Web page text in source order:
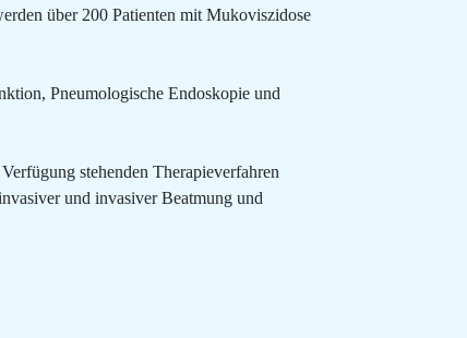
über 200 Patienten mit Mukoviszidose
Pneumologische Endoskopie und
stehenden Therapieverfahren
und invasiver Beatmung und